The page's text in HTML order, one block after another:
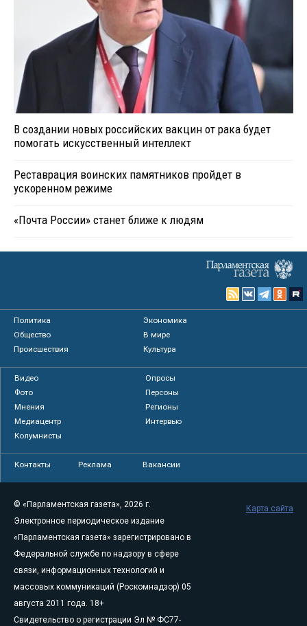
В создании новых российских вакцин от рака будет
помогать искусственный интеллект
Реставрация воинских памятников пройдет в
ускоренном режиме
«Почта России» станет ближе к людям
Политика
Экономика
Общество
В мире
Происшествия
Культура
Видео
Опросы
Фото
Персоны
Мнения
Регионы
Медиацентр
Интервью
Колумнисты
Контакты Реклама Вакансии
© «Парламентская газета», 2026 г.
Электронное периодическое издание
«Парламентская газета» зарегистрировано в
Федеральной службе по надзору в сфере
связи, информационных технологий и
массовых коммуникаций (Роскомнадзор) 05
августа 2011 года. 18+
Свидетельство о регистрации Эл № ФС77-
Карта сайта